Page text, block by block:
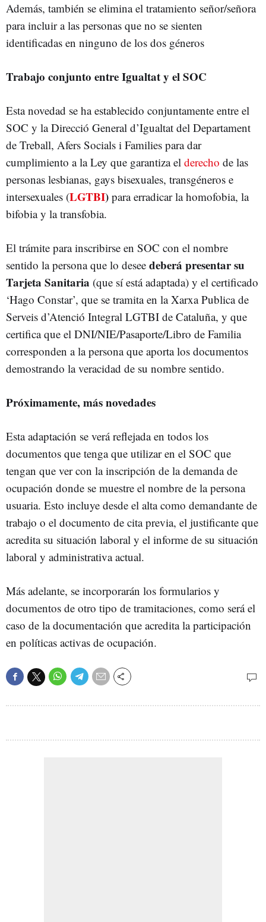
Además, también se elimina el tratamiento señor/señora
para incluir a las personas que no se sienten
identificadas en ninguno de los dos géneros
Trabajo conjunto entre Igualtat y el SOC
Esta novedad se ha establecido conjuntamente entre el
SOC y la Direcció General d’Igualtat del Departament
de Treball, Afers Socials i Families para dar
cumplimiento a la Ley que garantiza el derecho de las
personas lesbianas, gays bisexuales, transgéneros e
intersexuales (LGTBI) para erradicar la homofobia, la
bifobia y la transfobia.
El trámite para inscribirse en SOC con el nombre
sentido la persona que lo desee deberá presentar su
Tarjeta Sanitaria (que sí está adaptada) y el certificado
‘Hago Constar’, que se tramita en la Xarxa Publica de
Serveis d’Atenció Integral LGTBI de Cataluña, y que
certifica que el DNI/NIE/Pasaporte/Libro de Familia
corresponden a la persona que aporta los documentos
demostrando la veracidad de su nombre sentido.
Próximamente, más novedades
Esta adaptación se verá reflejada en todos los
documentos que tenga que utilizar en el SOC que
tengan que ver con la inscripción de la demanda de
ocupación donde se muestre el nombre de la persona
usuaria. Esto incluye desde el alta como demandante de
trabajo o el documento de cita previa, el justificante que
acredita su situación laboral y el informe de su situación
laboral y administrativa actual.
Más adelante, se incorporarán los formularios y
documentos de otro tipo de tramitaciones, como será el
caso de la documentación que acredita la participación
en políticas activas de ocupación.